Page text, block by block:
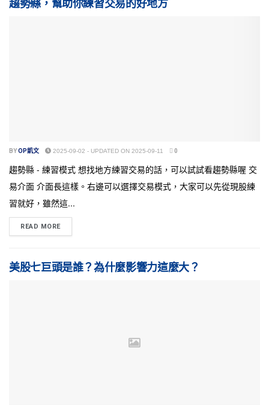
BYOP凱文 2025-09-02 - UPDATED ON 2025-09-11 0
趨勢縣 - 練習模式 想找地方練習交易的話，可以試試看趨勢縣喔 交
易介面 介面長這樣。右邊可以選擇交易模式，大家可以先從現股練
習就好，雖然這...
READ MORE
美股七巨頭是誰？為什麼影響力這麼大？